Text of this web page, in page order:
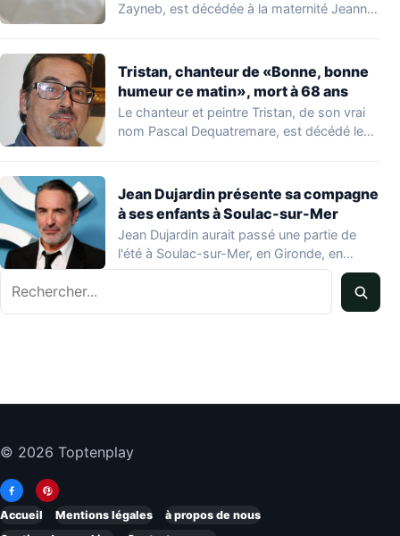
Zayneb, est décédée à la maternité Jeanne
Tristan, chanteur de «Bonne, bonne
humeur ce matin», mort à 68 ans
Le chanteur et peintre Tristan, de son vrai
nom Pascal Dequatremare, est décédé le…
Jean Dujardin présente sa compagne
à ses enfants à Soulac-sur-Mer
Jean Dujardin aurait passé une partie de
l'été à Soulac-sur-Mer, en Gironde, en
compagnie…
© 2026 Toptenplay
Accueil Mentions légales
à propos de nous